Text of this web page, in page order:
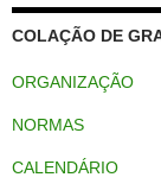
COLAÇÃO DE
ORGANIZAÇÃO
NORMAS
CALENDÁRIO